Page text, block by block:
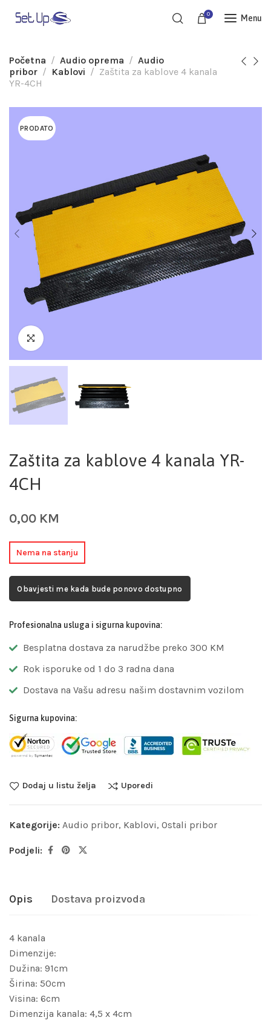
0 Menu
Početna Audio oprema
Audio
pribor
Kablovi
Zaštita za kablove 4 kanala
YR-4CH
PRODATO
Zaštita za kablove 4 kanala YR-
4CH
0,00 KM
Nema na stanju
Obavjesti me kada bude ponovo dostupno
Profesionalna usluga i sigurna kupovina:
Besplatna dostava za narudžbe preko 300 KM
Rok isporuke od 1 do 3 radna dana
Dostava na Vašu adresu našim dostavnim vozilom
Sigurna kupovina:
Dodaj u listu želja Uporedi
Kategorije: Audio pribor, Kablovi, Ostali pribor
Podjeli:
Opis Dostava proizvoda
4 kanala
Dimenzije:
Dužina: 91cm
Širina: 50cm
Visina: 6cm
Dimenzija kanala: 4,5 x 4cm